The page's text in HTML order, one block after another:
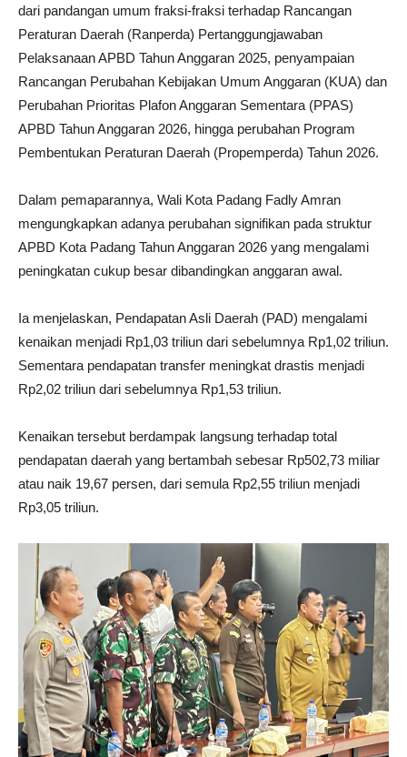
dari pandangan umum fraksi-fraksi terhadap Rancangan
Peraturan Daerah (Ranperda) Pertanggungjawaban
Pelaksanaan APBD Tahun Anggaran 2025, penyampaian
Rancangan Perubahan Kebijakan Umum Anggaran (KUA) dan
Perubahan Prioritas Plafon Anggaran Sementara (PPAS)
APBD Tahun Anggaran 2026, hingga perubahan Program
Pembentukan Peraturan Daerah (Propemperda) Tahun 2026.
Dalam pemaparannya, Wali Kota Padang Fadly Amran
mengungkapkan adanya perubahan signifikan pada struktur
APBD Kota Padang Tahun Anggaran 2026 yang mengalami
peningkatan cukup besar dibandingkan anggaran awal.
Ia menjelaskan, Pendapatan Asli Daerah (PAD) mengalami
kenaikan menjadi Rp1,03 triliun dari sebelumnya Rp1,02 triliun.
Sementara pendapatan transfer meningkat drastis menjadi
Rp2,02 triliun dari sebelumnya Rp1,53 triliun.
Kenaikan tersebut berdampak langsung terhadap total
pendapatan daerah yang bertambah sebesar Rp502,73 miliar
atau naik 19,67 persen, dari semula Rp2,55 triliun menjadi
Rp3,05 triliun.